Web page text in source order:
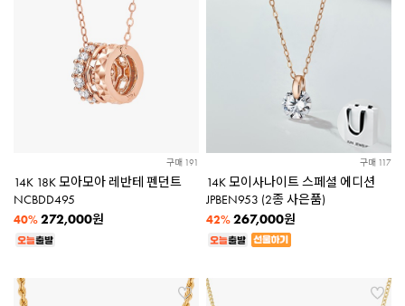
구매 191
14K 18K 모아모아 레반테 펜던트
NCBDD495
40% 272,000원
구매 117
14K 모이사나이트 스페셜 에디션
JPBEN953 (2종 사은품)
42% 267,000원